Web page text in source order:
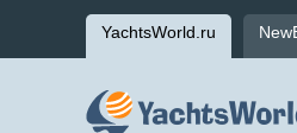
YachtsWorld.ru